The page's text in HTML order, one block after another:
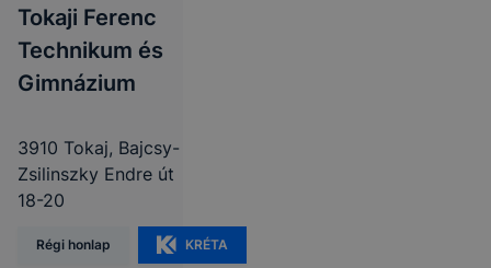
Tokaji Ferenc
Technikum és
Gimnázium
3910 Tokaj, Bajcsy-
Zsilinszky Endre út
18-20
Régi honlap KRÉTA